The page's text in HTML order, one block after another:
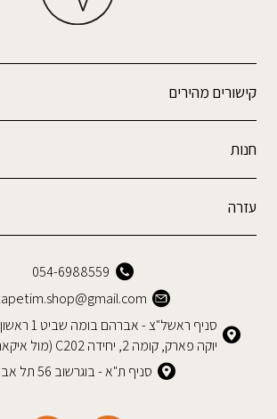
קישורים מהירים
חנות
עזרה
054-6988559
סניף ראשל"צ -
יוקה פארק, קומה 2, יחידה C202 (מול איקאה)
סניף ת"א - בוגרשוב 56 תל אביב